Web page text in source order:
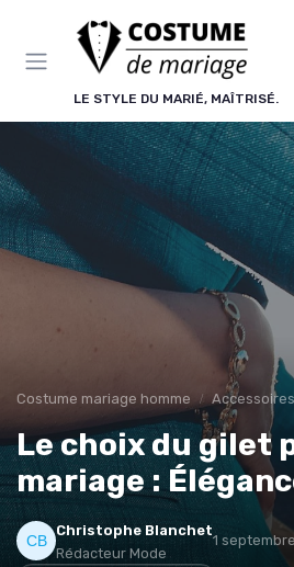
LE STYLE DU MARIÉ, MAÎTRISÉ.
Costume mariage homme
Le choix du gilet
mariage :
Christophe Blanchet
Rédacteur Mode
1